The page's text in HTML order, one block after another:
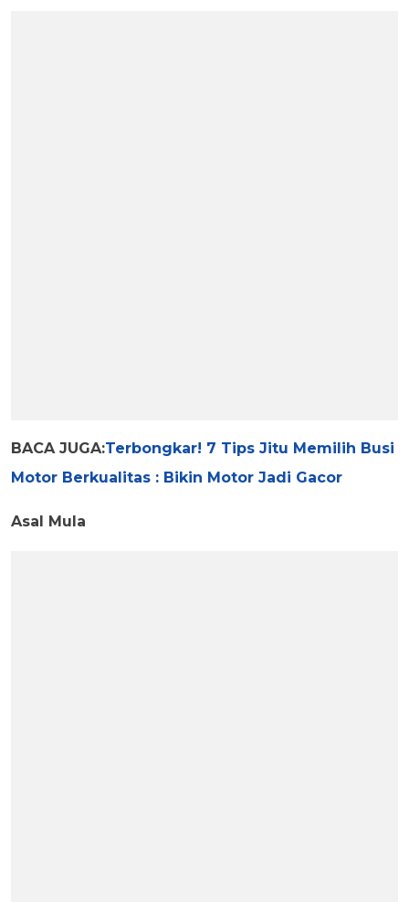
BACA JUGA:Terbongkar! 7 Tips Jitu Memilih Busi
Motor Berkualitas : Bikin Motor Jadi Gacor
Asal Mula